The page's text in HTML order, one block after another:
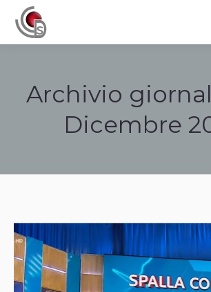
Archivio
Dicembre